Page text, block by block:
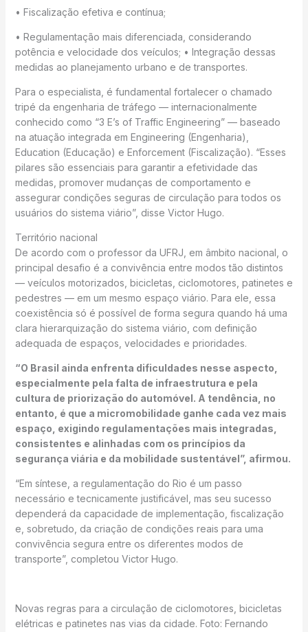
• Fiscalização efetiva e contínua;
• Regulamentação mais diferenciada, considerando
potência e velocidade dos veículos; • Integração dessas
medidas ao planejamento urbano e de transportes.
Para o especialista, é fundamental fortalecer o chamado
tripé da engenharia de tráfego — internacionalmente
conhecido como “3 E’s of Traffic Engineering” — baseado
na atuação integrada em Engineering (Engenharia),
Education (Educação) e Enforcement (Fiscalização). “Esses
pilares são essenciais para garantir a efetividade das
medidas, promover mudanças de comportamento e
assegurar condições seguras de circulação para todos os
usuários do sistema viário”, disse Victor Hugo.
Território nacional
De acordo com o professor da UFRJ, em âmbito nacional, o
principal desafio é a convivência entre modos tão distintos
— veículos motorizados, bicicletas, ciclomotores, patinetes e
pedestres — em um mesmo espaço viário. Para ele, essa
coexistência só é possível de forma segura quando há uma
clara hierarquização do sistema viário, com definição
adequada de espaços, velocidades e prioridades.
“O Brasil ainda enfrenta dificuldades nesse aspecto,
especialmente pela falta de infraestrutura e pela
cultura de priorização do automóvel. A tendência, no
entanto, é que a micromobilidade ganhe cada vez mais
espaço, exigindo regulamentações mais integradas,
consistentes e alinhadas com os princípios da
segurança viária e da mobilidade sustentável”, afirmou.
“Em síntese, a regulamentação do Rio é um passo
necessário e tecnicamente justificável, mas seu sucesso
dependerá da capacidade de implementação, fiscalização
e, sobretudo, da criação de condições reais para uma
convivência segura entre os diferentes modos de
transporte”, completou Victor Hugo.
Novas regras para a circulação de ciclomotores, bicicletas
elétricas e patinetes nas vias da cidade. Foto: Fernando